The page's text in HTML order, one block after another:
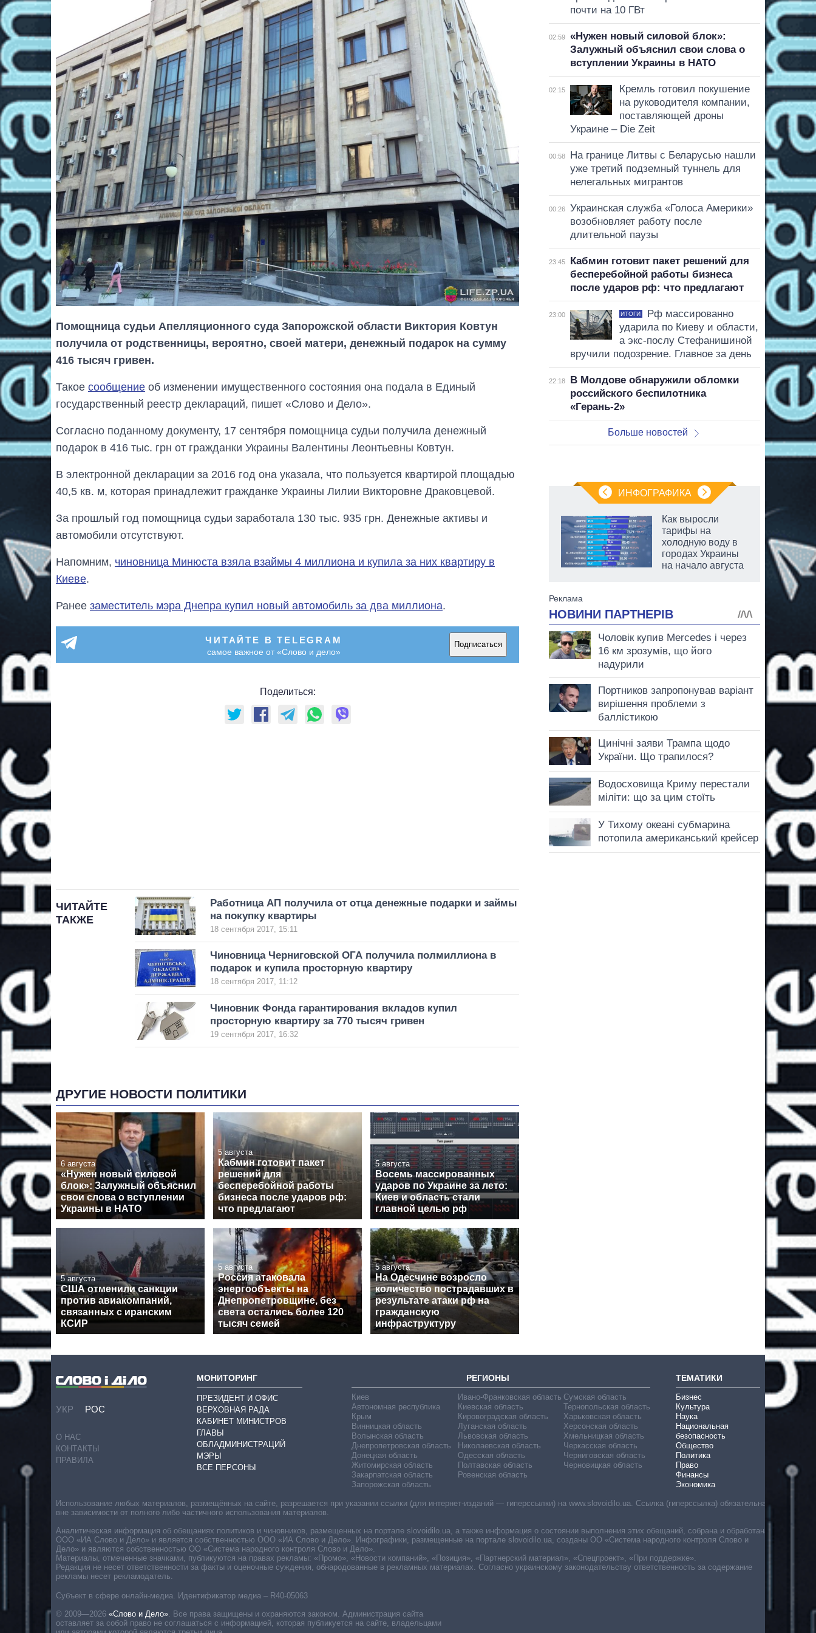
Помощница судьи Апелляционного суда Запорожской области Виктория Ковтун
получила от родственницы, вероятно, своей матери, денежный подарок на сумму
416 тысяч гривен.
Такое сообщение об изменении имущественного состояния она подала в Единый
государственный реестр деклараций, пишет «Слово и Дело».
Согласно поданному документу, 17 сентября помощница судьи получила денежный
подарок в 416 тыс. грн от гражданки Украины Валентины Леонтьевны Ковтун.
В электронной декларации за 2016 год она указала, что пользуется квартирой площадью
40,5 кв. м, которая принадлежит гражданке Украины Лилии Викторовне Драковцевой.
За прошлый год помощница судьи заработала 130 тыс. 935 грн. Денежные активы и
автомобили отсутствуют.
Напомним, чиновница Минюста взяла взаймы 4 миллиона и купила за них квартиру в
Киеве.
Ранее заместитель мэра Днепра купил новый автомобиль за два миллиона.
ЧИТАЙТЕ В TELEGRAM
самое важное от «Слово и дело»
Подписаться
Поделиться:
ЧИТАЙТЕ
ТАКЖЕ
Работница АП получила от отца денежные подарки и займы
на покупку квартиры
18 сентября 2017, 15:11
Чиновница Черниговской ОГА получила полмиллиона в
подарок и купила просторную квартиру
18 сентября 2017, 11:12
Чиновник Фонда гарантирования вкладов купил
просторную квартиру за 770 тысяч гривен
19 сентября 2017, 16:32
ДРУГИЕ НОВОСТИ ПОЛИТИКИ
6 августа
«Нужен новый силовой
блок»: Залужный объяснил
свои слова о вступлении
Украины в НАТО
5 августа
Кабмин готовит пакет
решений для
бесперебойной работы
бизнеса после ударов рф:
что предлагают
5 августа
Восемь массированных
ударов по Украине за лето:
Киев и область стали
главной целью рф
5 августа
США отменили санкции
против авиакомпаний,
связанных с иранским
КСИР
5 августа
Россия атаковала
энергообъекты на
Днепропетровщине, без
света остались более 120
тысяч семей
5 августа
На Одесчине возросло
количество пострадавших в
результате атаки рф на
гражданскую
инфраструктуру
почти на 10 ГВт
02:59
«Нужен новый силовой блок»:
Залужный объяснил свои слова о
вступлении Украины в НАТО
02:15
Кремль готовил покушение
на руководителя компании,
поставляющей дроны
Украине – Die Zeit
00:58
На границе Литвы с Беларусью нашли
уже третий подземный туннель для
нелегальных мигрантов
00:26
Украинская служба «Голоса Америки»
возобновляет работу после
длительной паузы
23:45
Кабмин готовит пакет решений для
бесперебойной работы бизнеса
после ударов рф: что предлагают
23:00 ИТОГИ
Рф массированно
ударила по Киеву и области,
а экс-послу Стефанишиной
вручили подозрение. Главное за день
22:18
В Молдове обнаружили обломки
российского беспилотника
«Герань-2»
Больше новостей
ИНФОГРАФИКА
Как сократилось
вторжения
Как выросли
тарифы на
холодную воду в
городах Украины
на начало августа
УКР РОС
О НАС
КОНТАКТЫ
ПРАВИЛА
МОНИТОРИНГ
ПРЕЗИДЕНТ И ОФИС
ВЕРХОВНАЯ РАДА
КАБИНЕТ МИНИСТРОВ
ГЛАВЫ
ОБЛАДМИНИСТРАЦИЙ
МЭРЫ
ВСЕ ПЕРСОНЫ
РЕГИОНЫ
Киев
Автономная республика
Крым
Винницкая область
Волынская область
Днепропетровская область
Донецкая область
Житомирская область
Закарпатская область
Запорожская область
Ивано-Франковская область
Киевская область
Кировоградская область
Луганская область
Львовская область
Николаевская область
Одесская область
Полтавская область
Ровенская область
Сумская область
Тернопольская область
Харьковская область
Херсонская область
Хмельницкая область
Черкасская область
Черниговская область
Черновицкая область
ТЕМАТИКИ
Бизнес
Культура
Наука
Национальная
безопасность
Общество
Политика
Право
Финансы
Экономика
Субъект в сфере онлайн-медиа. Идентификатор медиа – R40-05063
© 2009—2026 «Слово и Дело». Все права защищены и охраняются законом. Администрация сайта
оставляет за собой право не соглашаться с информацией, которая публикуется на сайте, владельцами
Использование любых материалов, размещённых на сайте, разрешается при указании ссылки (для интернет-изданий — гиперссылки) на www.slovoidilo.ua. Ссылка (гиперссылка) обязательна
вне зависимости от полного либо частичного использования материалов.
Аналитическая информация об обещаниях политиков и чиновников, размещенных на портале slovoidilo.ua, а также информация о состоянии выполнения этих обещаний, собрана и обработана
ООО «ИА Слово и Дело» и является собственностью ООО «ИА Слово и Дело». Инфографики, размещенные на портале slovoidilo.ua, созданы ОО «Система народного контроля Слово и
Дело» и являются собственностью ОО «Система народного контроля Слово и Дело».
Материалы, отмеченные значками, публикуются на правах рекламы: «Промо», «Новости компаний», «Позиция», «Партнерский материал», «Спецпроект», «При поддержке».
Редакция не несет ответственности за факты и оценочные суждения, обнародованные в рекламных материалах. Согласно украинскому законодательству ответственность за содержание
рекламы несет рекламодатель.